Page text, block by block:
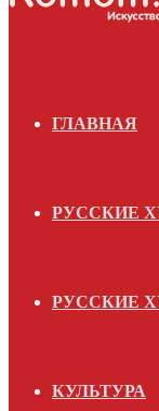
ГЛАВНАЯ
РУССКИЕ
РУССКИЕ
КУЛЬТУРА